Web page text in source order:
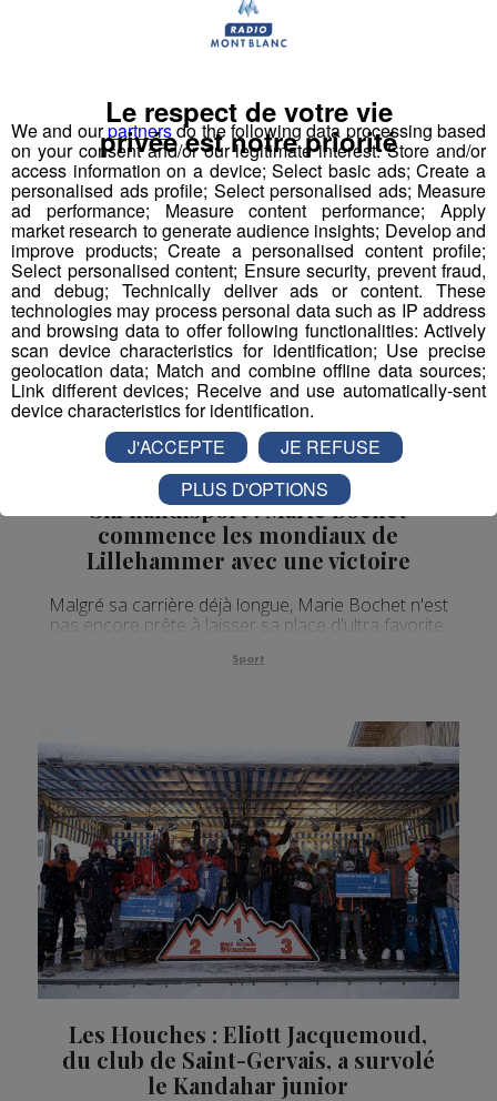
longue série noire, les Pionniers
de Chamonix remontent la pente
Chamonix.
Sport
Ski handisport : Marie Bochet
commence les mondiaux de
Lillehammer avec une victoire
Malgré sa carrière déjà longue, Marie Bochet n'est
pas encore prête à laisser sa place d'ultra favorite.
Sport
Les Houches : Eliott Jacquemoud,
du club de Saint-Gervais, a survolé
le Kandahar junior
We and ourpartnersdo the following data processing based
on your consent and/or our legitimate interest: Store and/or
access information on a device; Select basic ads; Create a
personalised ads profile; Select personalised ads; Measure
ad performance; Measure content performance; Apply
market research to generate audience insights; Develop and
improve products; Create a personalised content profile;
Select personalised content; Ensure security, prevent fraud,
and debug; Technically deliver ads or content. These
technologies may process personal data such as IP address
and browsing data to offer following functionalities: Actively
scan device characteristics for identification; Use precise
geolocation data; Match and combine offline data sources;
Link different devices; Receive and use automatically-sent
device characteristics for identification.
Le respect de votre vie
privée est notre priorité
J'ACCEPTE
JE REFUSE
PLUS D'OPTIONS